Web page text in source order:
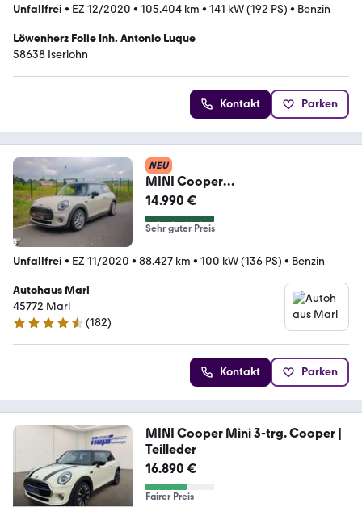
Unfallfrei • EZ 12/2020 • 105.404 km • 141 kW (192 PS) • Benzin
Löwenherz Folie Inh. Antonio Luque
58638 Iserlohn
Kontakt Parken
NEU
MINI Cooper
'Aut.'88.427KM'LED'EU6'S-Heft'
14.990 €
Sehr guter Preis
Unfallfrei • EZ 11/2020 • 88.427 km • 100 kW (136 PS) • Benzin
Autohaus Marl
45772 Marl
4.6 Sterne
(182)
Kontakt Parken
MINI Cooper Mini 3-trg. Cooper |
Teilleder
16.890 €
Fairer Preis